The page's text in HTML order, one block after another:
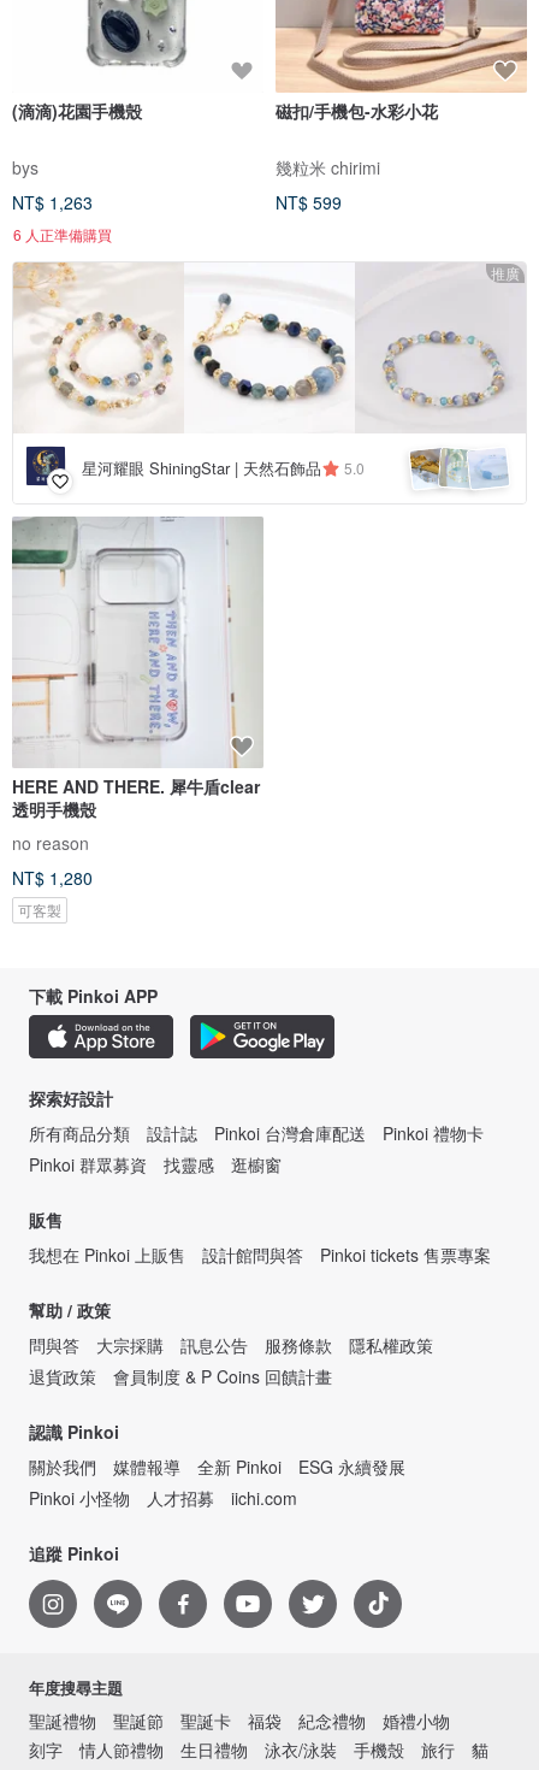
(滴滴)花園手機殼
bys
NT$ 1,263
6 人正準備購買
磁扣/手機包-水彩小花
幾粒米 chirimi
NT$ 599
推廣
星河耀眼 ShiningStar | 天然石飾品 5.0
HERE AND THERE. 犀牛盾clear
透明手機殼
no reason
NT$ 1,280
可客製
下載 Pinkoi APP
探索好設計
所有商品分類
設計誌 Pinkoi 台灣倉庫配送
Pinkoi 禮物卡
Pinkoi 群眾募資
找靈感 逛櫥窗
販售
我想在 Pinkoi 上販售
設計館問與答 Pinkoi tickets 售票專案
幫助 / 政策
問與答
大宗採購 訊息公告 服務條款
隱私權政策
退貨政策
會員制度 & P Coins 回饋計畫
認識 Pinkoi
關於我們
媒體報導 全新 Pinkoi
ESG 永續發展
Pinkoi 小怪物
人才招募 iichi.com
追蹤 Pinkoi
年度搜尋主題
聖誕禮物 聖誕節 聖誕卡 福袋 紀念禮物
婚禮小物
刻字
情人節禮物 生日禮物 泳衣/泳裝 手機殼 旅行
貓